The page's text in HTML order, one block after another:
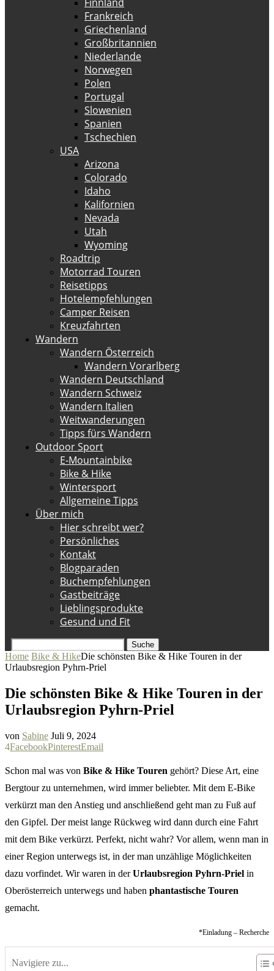
Frankreich
Griechenland
Großbritannien
Niederlande
Norwegen
Polen
Portugal
Slowenien
Spanien
Tschechien
USA
Arizona
Colorado
Idaho
Kalifornien
Nevada
Utah
Wyoming
Roadtrip
Motorrad Touren
Reisetipps
Hotelempfehlungen
Camper Reisen
Kreuzfahrten
Wandern
Wandern Österreich
Wandern Vorarlberg
Wandern Deutschland
Wandern Schweiz
Wandern Italien
Weitwanderungen
Tipps fürs Wandern
Outdoor Sport
E-Mountainbike
Bike & Hike
Wintersport
Allgemeine Tipps
Über mich
Hier schreibt wer?
Persönliches
Kontakt
Blogparaden
Buchempfehlungen
Gastbeiträge
Lieblingsprodukte
Gesund und Fit
Suche
Home Bike & HikeDie schönsten Bike & Hike Touren in der
Urlaubsregion Pyhrn-Priel
Die schönsten Bike & Hike Touren in der
Urlaubsregion Pyhrn-Priel
von Sabine Juli 9, 2024
4FacebookPinterestEmail
Schon mal was von Bike & Hike Touren gehört? Diese Art, eine
Bergtour zu unternehmen, wird immer beliebter. Mit dem E-Bike
verkürzt man den Anstieg und anschließend geht man zu Fuß auf
den Gipfel. Der meist lange Rückweg wird dann durch eine Fahrt
mit dem Bike verkürzt. Perfekt, nicht wahr? Vor allem, wenn man in
einer Region unterwegs ist, in der man unzählige Möglichkeiten
dazu vorfindet. Wir waren in derUrlaubsregion Pyhrn-Priel in
Oberösterreich unterwegs und haben phantastische Touren
gemacht.
*Einladung – Recherche
Navigiere zu...